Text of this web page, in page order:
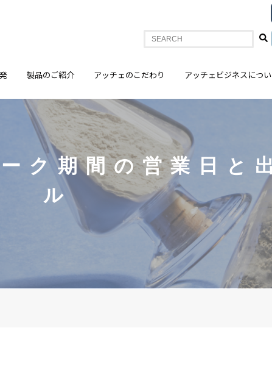
製品のご紹介 アッチェのこだわり アッチェビジネスにつ
ク期間の営業日と
ル